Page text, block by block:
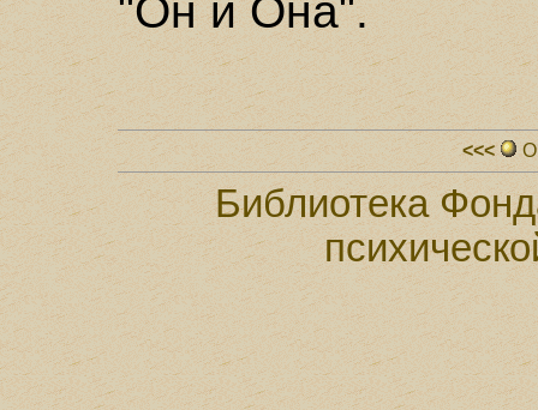
"Он и Она".
<<<
Библиотека